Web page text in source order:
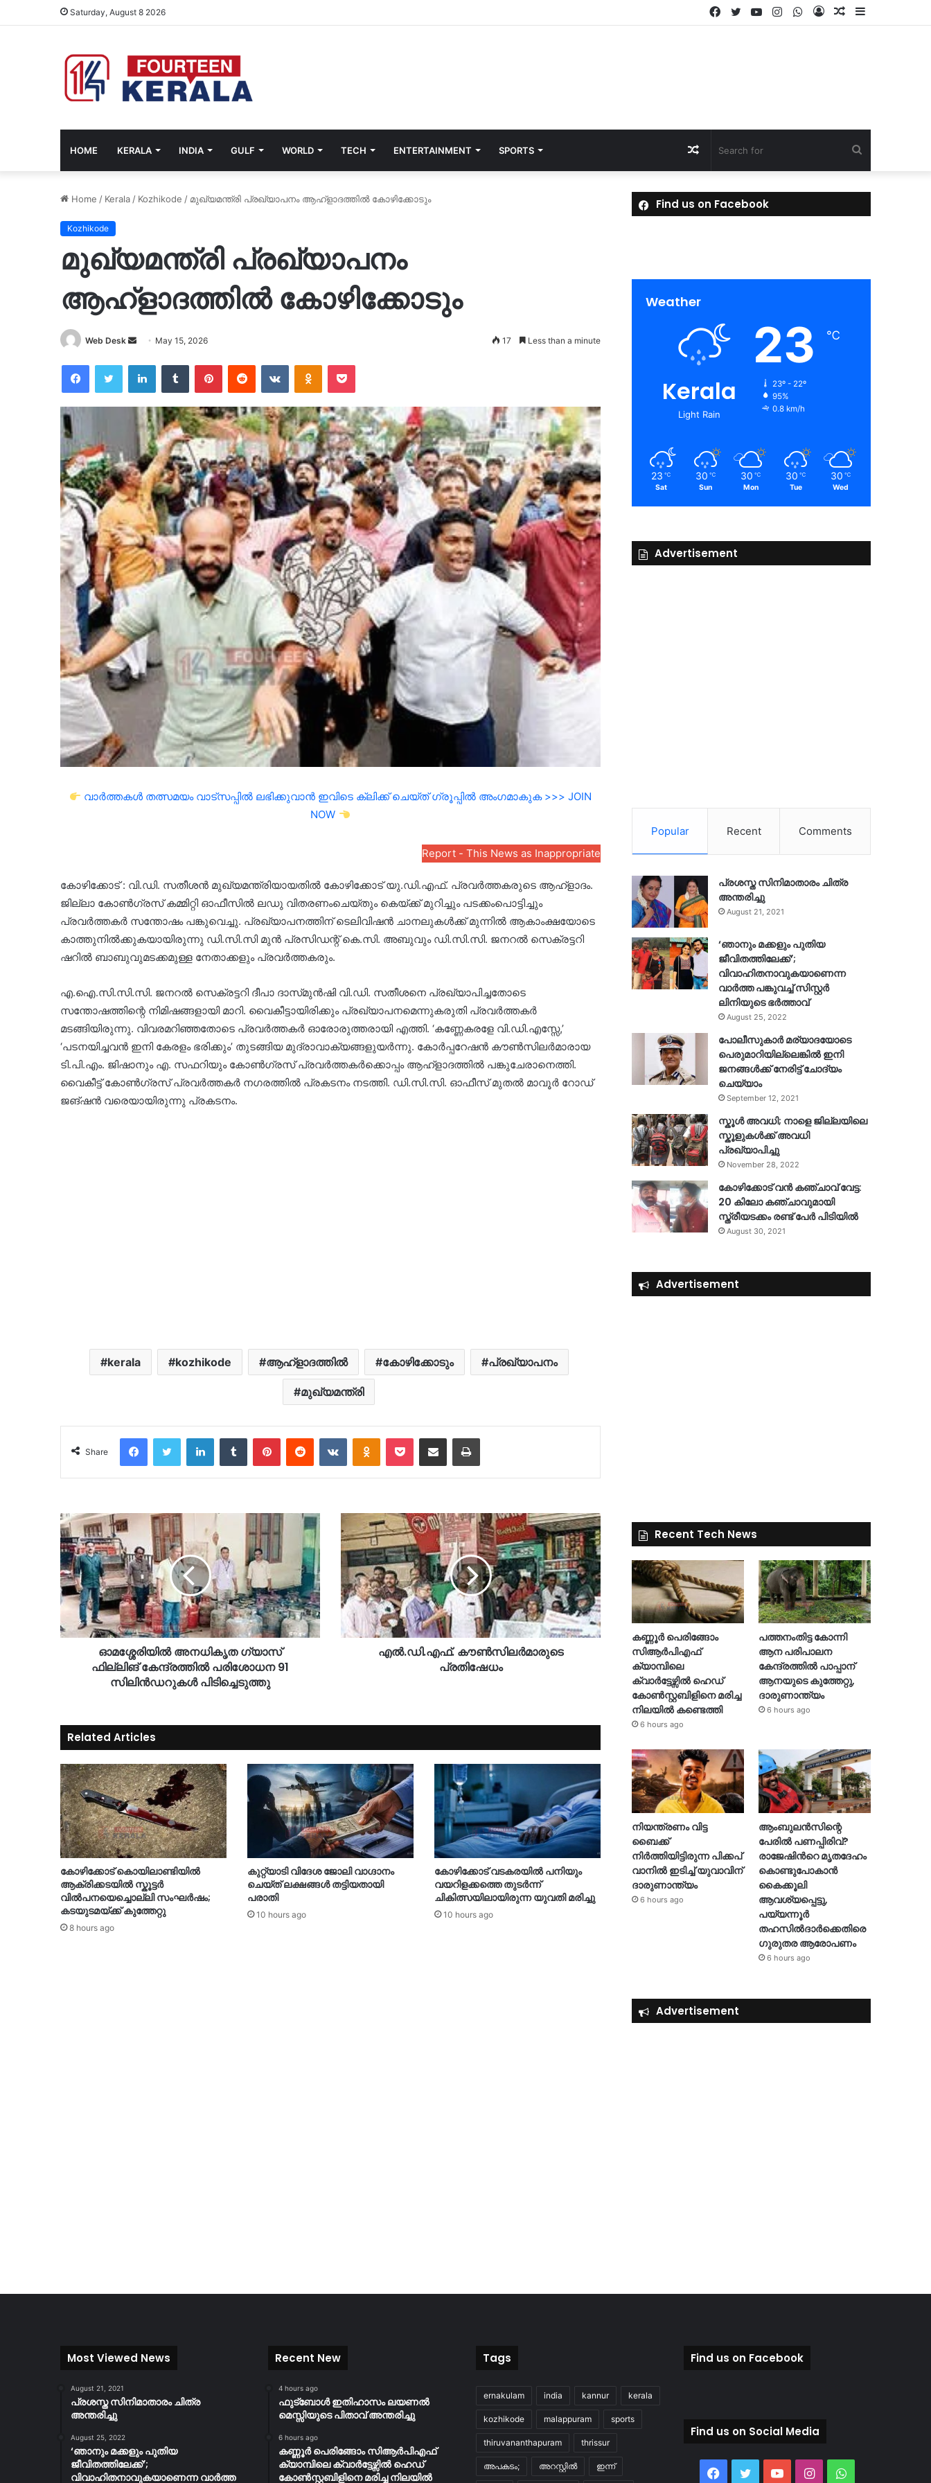
Saturday, August 8 2026 Sidebar
Random
Log
WhatsApp
Instagram
YouTube
Twitter
Facebook
HOME KERALA INDIA GULF WORLD TECH ENTERTAINMENT SPORTS
for
Random
Article
Home / Kerala / Kozhikode / മുഖ്യമന്ത്രി പ്രഖ്യാപനം ആഹ്ളാദത്തിൽ കോഴിക്കോടും
Kozhikode
മുഖ്യമന്ത്രി പ്രഖ്യാപനം
ആഹ്ളാദത്തിൽ കോഴിക്കോടും
Web Desk
Send
email
May 15, 2026 17 Less than a minute
FacebookTwitter LinkedInTumblr PinterestReddit VKontakteOdnoklassniki
Pocket
വാർത്തകൾ തത്സമയം വാട്സപ്പിൽ ലഭിക്കുവാൻ ഇവിടെ ക്ലിക്ക് ചെയ്ത് ഗ്രൂപ്പിൽ അംഗമാകുക >>> JOIN
NOW
Report - This News as Inappropriate
കോഴിക്കോട് : വി.ഡി. സതീശൻ മുഖ്യമന്ത്രിയായതിൽ കോഴിക്കോട് യു.ഡി.എഫ്. പ്രവർത്തകരുടെ ആഹ്ളാദം.
ജില്ലാ കോൺഗ്രസ് കമ്മിറ്റി ഓഫീസിൽ ലഡു വിതരണംചെയ്തും കെയ്‌ക്ക് മുറിച്ചും പടക്കംപൊട്ടിച്ചും
പ്രവർത്തകർ സന്തോഷം പങ്കുവെച്ചു. പ്രഖ്യാപനത്തിന് ടെലിവിഷൻ ചാനലുകൾക്ക് മുന്നിൽ ആകാംക്ഷയോടെ
കാത്തുനിൽക്കുകയായിരുന്നു ഡി.സി.സി മുൻ പ്രസിഡന്റ് കെ.സി. അബുവും ഡി.സി.സി. ജനറൽ സെക്രട്ടറി
ഷറിൽ ബാബുവുമടക്കമുള്ള നേതാക്കളും പ്രവർത്തകരും.
എ.ഐ.സി.സി.സി. ജനറൽ സെക്രട്ടറി ദീപാ ദാസ്‌മുൻഷി വി.ഡി. സതീശനെ പ്രഖ്യാപിച്ചതോടെ
സന്തോഷത്തിന്റെ നിമിഷങ്ങളായി മാറി. വൈകീട്ടായിരിക്കും പ്രഖ്യാപനമെന്നുകരുതി പ്രവർത്തകർ
മടങ്ങിയിരുന്നു. വിവരമറിഞ്ഞതോടെ പ്രവർത്തകർ ഓരോരുത്തരായി എത്തി. ‘കണ്ണേകരളേ വി.ഡി.എസ്സേ,’
‘പടനയിച്ചവൻ ഇനി കേരളം ഭരിക്കും’ തുടങ്ങിയ മുദ്രാവാക്യങ്ങളുയർന്നു. കോർപ്പറേഷൻ കൗൺസിലർമാരായ
ടി.പി.എം. ജിഷാനും എ. സഫറിയും കോൺഗ്രസ് പ്രവർത്തകർക്കൊപ്പം ആഹ്ളാദത്തിൽ പങ്കുചേരാനെത്തി.
വൈകീട്ട് കോൺഗ്രസ് പ്രവർത്തകർ നഗരത്തിൽ പ്രകടനം നടത്തി. ഡി.സി.സി. ഓഫീസ് മുതൽ മാവൂർ റോഡ്
ജങ്ഷൻ വരെയായിരുന്നു പ്രകടനം.
kerala kozhikode ആഹ്ളാദത്തിൽ കോഴിക്കോടും പ്രഖ്യാപനം
മുഖ്യമന്ത്രി
Share
FacebookTwitter LinkedInTumblr PinterestReddit VKontakteOdnoklassniki
Pocket Share via Email Print
ഓമശ്ശേരിയിൽ അനധികൃത ഗ്യാസ്
ഫില്ലിങ് കേന്ദ്രത്തിൽ പരിശോധന 91
സിലിൻഡറുകൾ പിടിച്ചെടുത്തു
എൽ.ഡി.എഫ്. കൗൺസിലർമാരുടെ
പ്രതിഷേധം
Related Articles
കോഴിക്കോട് കൊയിലാണ്ടിയിൽ
ആക്രിക്കടയിൽ സ്കൂട്ടർ
വിൽപനയെച്ചൊല്ലി സംഘർഷം;
കടയുടമയ്ക്ക് കുത്തേറ്റു
8 hours ago
കുറ്റ്യാടി വിദേശ ജോലി വാഗ്ദാനം
ചെയ്ത് ലക്ഷങ്ങൾ തട്ടിയതായി
പരാതി
10 hours ago
കോഴിക്കോട് വടകരയിൽ പനിയും
വയറിളക്കത്തെ തുടർന്ന്
ചികിത്സയിലായിരുന്ന യുവതി മരിച്ചു
10 hours ago
Find us on Facebook
Weather
Kerala
Light Rain
23 ℃
23º - 22º
95%
0.8 km/h
23 ℃
Sat
30 ℃
Sun
30 ℃
Mon
30 ℃
Tue
30 ℃
Wed
Advertisement
Popular Recent Comments
പ്രശസ്ത സിനിമാതാരം ചിത്ര
അന്തരിച്ചു
August 21, 2021
‘ഞാനും മക്കളും പുതിയ
ജീവിതത്തിലേക്ക്’;
വിവാഹിതനാവുകയാണെന്ന
വാർത്ത പങ്കുവച്ച് സിസ്റ്റർ
ലിനിയുടെ ഭർത്താവ്
August 25, 2022
പോലീസുകാര്‍ മര്യാദയോടെ
പെരുമാറിയില്ലെങ്കില്‍ ഇനി
ജനങ്ങള്‍ക്ക് നേരിട്ട് ചോദ്യം
ചെയ്യാം
September 12, 2021
സ്കൂൾ അവധി; നാളെ ജില്ലയിലെ
സ്കൂളുകൾക്ക് അവധി
പ്രഖ്യാപിച്ചു
November 28, 2022
കോഴിക്കോട് വൻ കഞ്ചാവ് വേട്ട:
20 കിലോ കഞ്ചാവുമായി
സ്ത്രീയടക്കം രണ്ട് പേർ പിടിയിൽ
August 30, 2021
Advertisement
Recent Tech News
കണ്ണൂർ പെരിങ്ങോം
സിആർപിഎഫ്
ക്യാമ്പിലെ
ക്വാർട്ടേഴ്സിൽ ഹെഡ്
കോൺസ്റ്റബിളിനെ മരിച്ച
നിലയിൽ കണ്ടെത്തി
6 hours ago
പത്തനംതിട്ട കോന്നി
ആന പരിപാലന
കേന്ദ്രത്തിൽ പാപ്പാന്
ആനയുടെ കുത്തേറ്റു,
ദാരുണാന്ത്യം
6 hours ago
നിയന്ത്രണം വിട്ട
ബൈക്ക്
നിർത്തിയിട്ടിരുന്ന പിക്കപ്
വാനിൽ ഇടിച്ച് യുവാവിന്
ദാരുണാന്ത്യം
6 hours ago
ആംബുലൻസിന്റെ
പേരിൽ പണപ്പിരിവ്?
രാജേഷിന്‍റെ മൃതദേഹം
കൊണ്ടുപോകാൻ
കൈക്കൂലി
ആവശ്യപ്പെട്ടു,
പയ്യന്നൂർ
തഹസിൽദാർക്കെതിരെ
ഗുരുതര ആരോപണം
6 hours ago
Advertisement
Most Viewed News
August 21, 2021
പ്രശസ്ത സിനിമാതാരം ചിത്ര
അന്തരിച്ചു
August 25, 2022
‘ഞാനും മക്കളും പുതിയ
ജീവിതത്തിലേക്ക്’;
വിവാഹിതനാവുകയാണെന്ന വാർത്ത
Recent New
4 hours ago
ഫുട്ബോൾ ഇതിഹാസം ലയണൽ
മെസ്സിയുടെ പിതാവ് അന്തരിച്ചു
6 hours ago
കണ്ണൂർ പെരിങ്ങോം സിആർപിഎഫ്
ക്യാമ്പിലെ ക്വാർട്ടേഴ്സിൽ ഹെഡ്
കോൺസ്റ്റബിളിനെ മരിച്ച നിലയിൽ
Tags
ernakulam india kannur kerala
kozhikode malappuram sports
thiruvananthapuram thrissur
അപകടം; അറസ്റ്റിൽ ഇന്ന്
Find us on Facebook
Find us on Social Media
Facebook
TwitterYouTubeInstagramWhatsApp